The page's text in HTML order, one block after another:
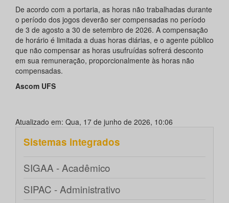
De acordo com a portaria, as horas não trabalhadas durante
o período dos jogos deverão ser compensadas no período
de 3 de agosto a 30 de setembro de 2026. A compensação
de horário é limitada a duas horas diárias, e o agente público
que não compensar as horas usufruídas sofrerá desconto
em sua remuneração, proporcionalmente às horas não
compensadas.
Ascom UFS
Atualizado em: Qua, 17 de junho de 2026, 10:06
Sistemas integrados
SIGAA - Acadêmico
SIPAC - Administrativo